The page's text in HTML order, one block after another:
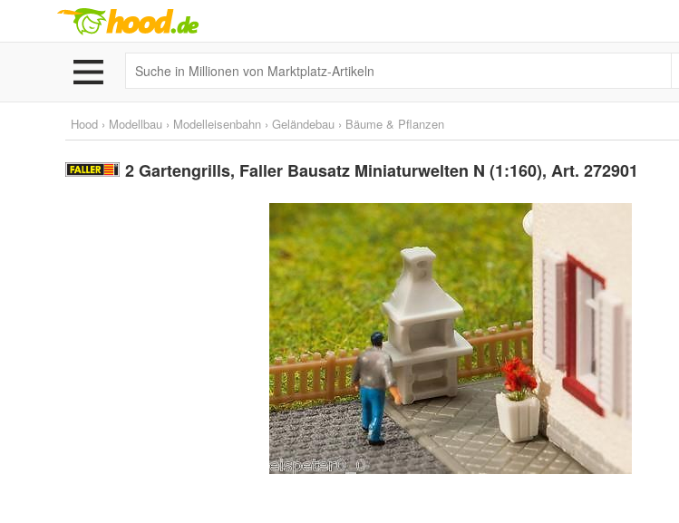
Hood › Modellbau › Modelleisenbahn › Geländebau › Bäume & Pflanzen
2 Gartengrills, Faller Bausatz Miniaturwelten N (1:160), Art. 272901